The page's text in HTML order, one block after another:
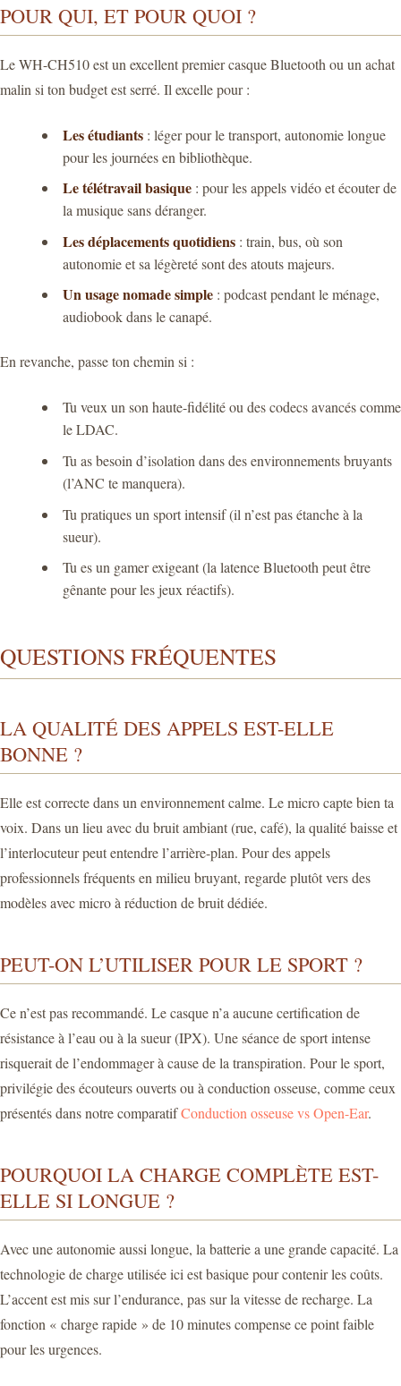
POUR QUI, ET POUR QUOI ?
Le WH-CH510 est un excellent premier casque Bluetooth ou un achat
malin si ton budget est serré. Il excelle pour :
Les étudiants : léger pour le transport, autonomie longue
pour les journées en bibliothèque.
Le télétravail basique : pour les appels vidéo et écouter de
la musique sans déranger.
Les déplacements quotidiens : train, bus, où son
autonomie et sa légèreté sont des atouts majeurs.
Un usage nomade simple : podcast pendant le ménage,
audiobook dans le canapé.
En revanche, passe ton chemin si :
Tu veux un son haute-fidélité ou des codecs avancés comme
le LDAC.
Tu as besoin d’isolation dans des environnements bruyants
(l’ANC te manquera).
Tu pratiques un sport intensif (il n’est pas étanche à la
sueur).
Tu es un gamer exigeant (la latence Bluetooth peut être
gênante pour les jeux réactifs).
QUESTIONS FRÉQUENTES
LA QUALITÉ DES APPELS EST-ELLE
BONNE ?
Elle est correcte dans un environnement calme. Le micro capte bien ta
voix. Dans un lieu avec du bruit ambiant (rue, café), la qualité baisse et
l’interlocuteur peut entendre l’arrière-plan. Pour des appels
professionnels fréquents en milieu bruyant, regarde plutôt vers des
modèles avec micro à réduction de bruit dédiée.
PEUT-ON L’UTILISER POUR LE SPORT ?
Ce n’est pas recommandé. Le casque n’a aucune certification de
résistance à l’eau ou à la sueur (IPX). Une séance de sport intense
risquerait de l’endommager à cause de la transpiration. Pour le sport,
privilégie des écouteurs ouverts ou à conduction osseuse, comme ceux
présentés dans notre comparatifConduction osseuse vs Open-Ear.
POURQUOI LA CHARGE COMPLÈTE EST-
ELLE SI LONGUE ?
Avec une autonomie aussi longue, la batterie a une grande capacité. La
technologie de charge utilisée ici est basique pour contenir les coûts.
L’accent est mis sur l’endurance, pas sur la vitesse de recharge. La
fonction « charge rapide » de 10 minutes compense ce point faible
pour les urgences.